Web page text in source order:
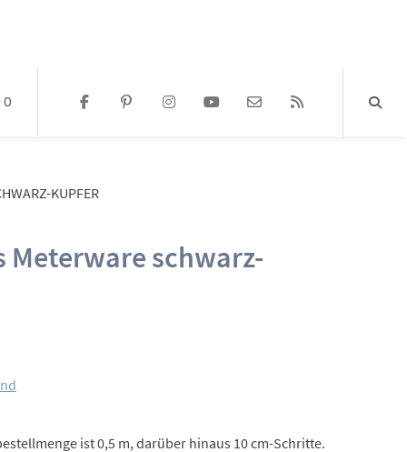
0
KUPFER
Meterware schwarz-
ist 0,5 m, darüber hinaus 10 cm-Schritte.